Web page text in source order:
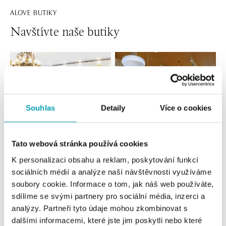
Souhlas Detaily Více o cookies
Tato webová stránka používá cookies
K personalizaci obsahu a reklam, poskytování funkcí
sociálních médií a analýze naší návštěvnosti využíváme
soubory cookie. Informace o tom, jak náš web používáte,
sdílíme se svými partnery pro sociální média, inzerci a
analýzy. Partneři tyto údaje mohou zkombinovat s
dalšími informacemi, které jste jim poskytli nebo které
ALOVE BUTIKY
Navštívte naše butiky
Všetky Česko Slovensko
ALO diamonds Hilton, Košice
Hlavná 123/1, 040 01 Košice
tel.: +421 911 854 322, +421 917 869 485
otvorené v Pondelok od 09:00